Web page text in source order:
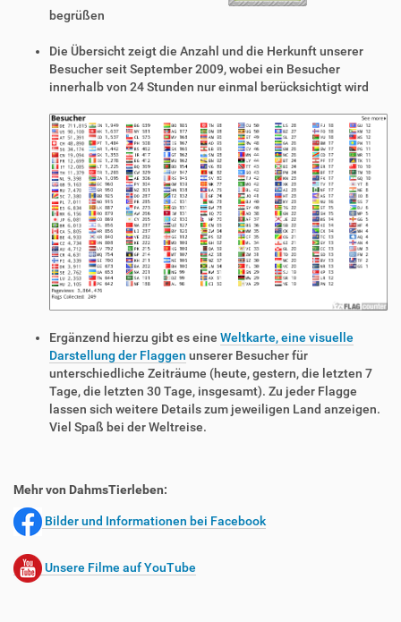
begrüßen
Die Übersicht zeigt die Anzahl und die Herkunft unserer
Besucher seit September 2009, wobei ein Besucher
innerhalb von 24 Stunden nur einmal berücksichtigt wird
Ergänzend hierzu gibt es eine Weltkarte, eine visuelle
Darstellung der Flaggen unserer Besucher für
unterschiedliche Zeiträume (heute, gestern, die letzten 7
Tage, die letzten 30 Tage, insgesamt). Zu jeder Flagge
lassen sich weitere Details zum jeweiligen Land anzeigen.
Viel Spaß bei der Weltreise.
Mehr von DahmsTierleben:
Bilder und Informationen bei Facebook
Unsere Filme auf YouTube